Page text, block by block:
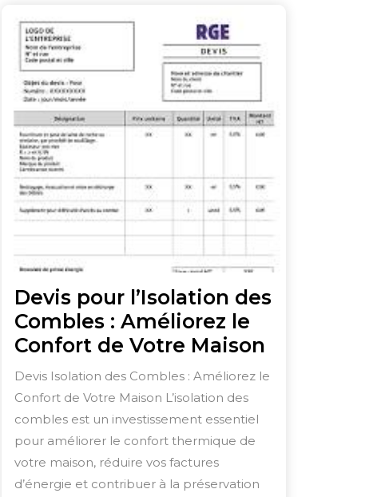
Devis pour l’Isolation des
Combles : Améliorez le
Confort de Votre Maison
pour
Devis Isolation des Combles : Améliorez le
Confort de Votre Maison L’isolation des
combles est un investissement essentiel
pour améliorer le confort thermique de
votre maison, réduire vos factures
d’énergie et contribuer à la préservation